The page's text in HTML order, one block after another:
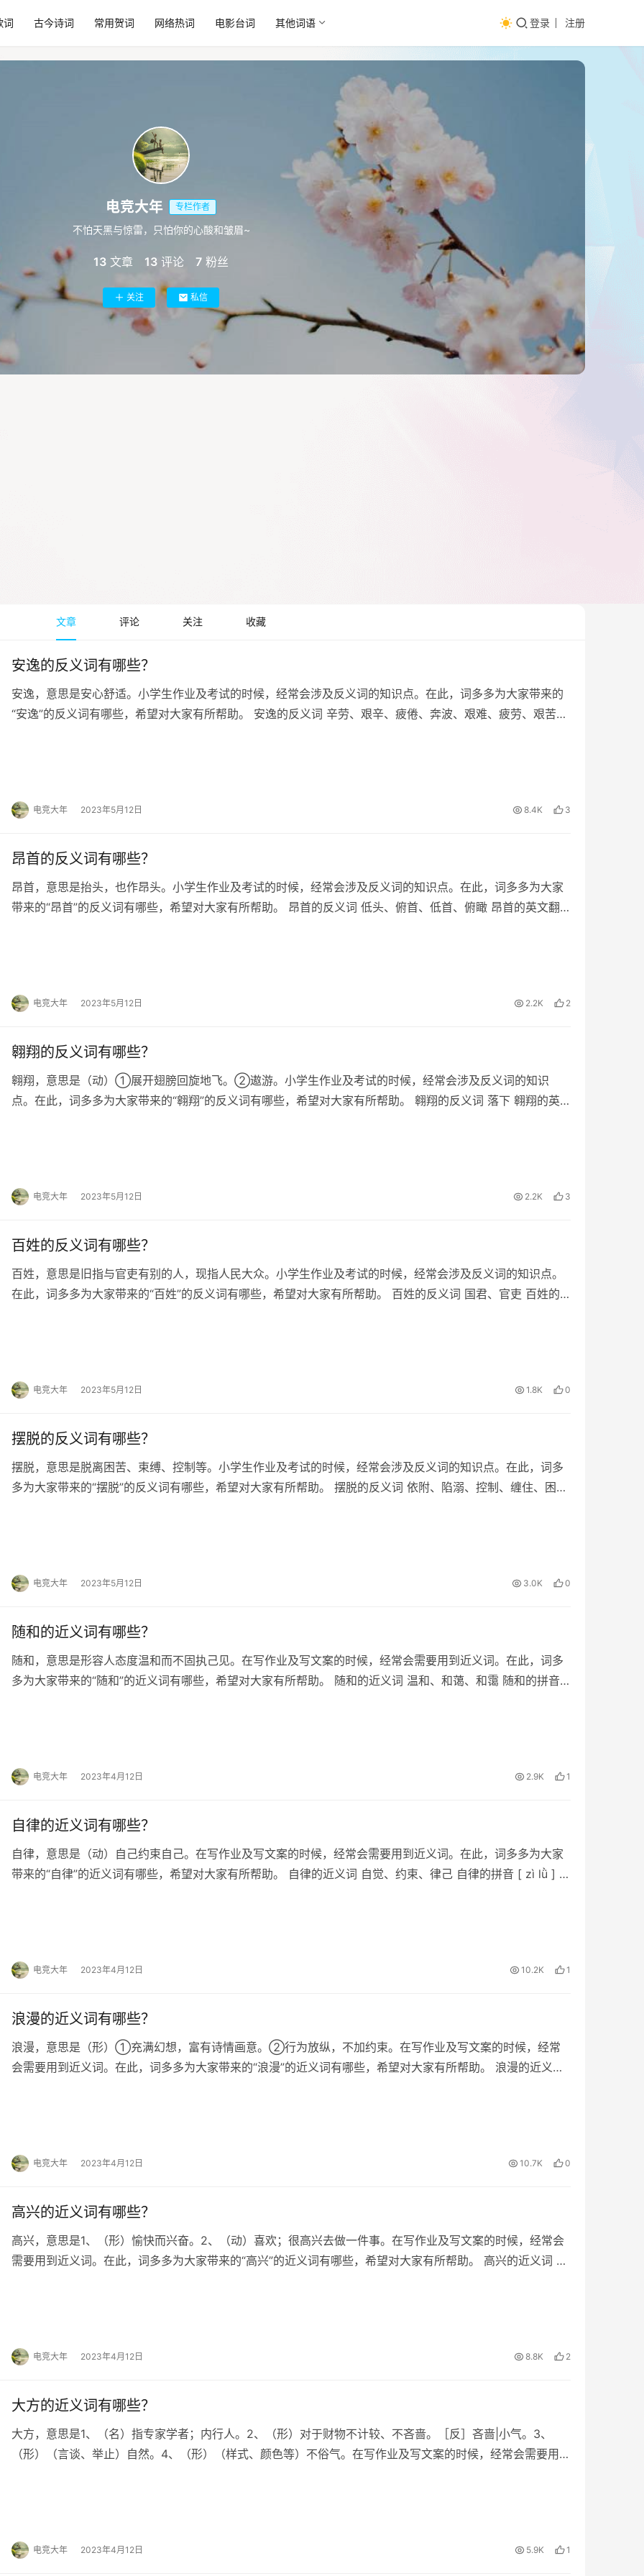
词 古今诗词 常用贺词 网络热词 电影台词 其他词语 登录 注册
电竞大年 专栏作者
不怕天黑与惊雷，只怕你的心酸和皱眉~
13 文章 13 评论 7 粉丝
关注 私信
文章 评论 关注 收藏
安逸的反义词有哪些？
安逸，意思是安心舒适。小学生作业及考试的时候，经常会涉及反义词的知识点。在此，词多多为大家带来的
“安逸”的反义词有哪些，希望对大家有所帮助。 安逸的反义词 辛劳、艰辛、疲倦、奔波、艰难、疲劳、艰苦、
电竞大年 2023年5月12日 8.4K 3
昂首的反义词有哪些？
昂首，意思是抬头，也作昂头。小学生作业及考试的时候，经常会涉及反义词的知识点。在此，词多多为大家
带来的“昂首”的反义词有哪些，希望对大家有所帮助。 昂首的反义词 低头、俯首、低首、俯瞰 昂首的英文翻
电竞大年 2023年5月12日 2.2K 2
翱翔的反义词有哪些？
翱翔，意思是（动）①展开翅膀回旋地飞。②遨游。小学生作业及考试的时候，经常会涉及反义词的知识
点。在此，词多多为大家带来的“翱翔”的反义词有哪些，希望对大家有所帮助。 翱翔的反义词 落下 翱翔的英
电竞大年 2023年5月12日 2.2K 3
百姓的反义词有哪些？
百姓，意思是旧指与官吏有别的人，现指人民大众。小学生作业及考试的时候，经常会涉及反义词的知识点。
在此，词多多为大家带来的“百姓”的反义词有哪些，希望对大家有所帮助。 百姓的反义词 国君、官吏 百姓的
电竞大年 2023年5月12日 1.8K 0
摆脱的反义词有哪些？
摆脱，意思是脱离困苦、束缚、控制等。小学生作业及考试的时候，经常会涉及反义词的知识点。在此，词多
多为大家带来的“摆脱”的反义词有哪些，希望对大家有所帮助。 摆脱的反义词 依附、陷溺、控制、缠住、困
电竞大年 2023年5月12日 3.0K 0
随和的近义词有哪些？
随和，意思是形容人态度温和而不固执己见。在写作业及写文案的时候，经常会需要用到近义词。在此，词多
多为大家带来的“随和”的近义词有哪些，希望对大家有所帮助。 随和的近义词 温和、和蔼、和霭 随和的拼音 [
电竞大年 2023年4月12日 2.9K 1
自律的近义词有哪些？
自律，意思是（动）自己约束自己。在写作业及写文案的时候，经常会需要用到近义词。在此，词多多为大家
带来的“自律”的近义词有哪些，希望对大家有所帮助。 自律的近义词 自觉、约束、律己 自律的拼音 [ zì lǜ ] 自
电竞大年 2023年4月12日 10.2K 1
浪漫的近义词有哪些？
浪漫，意思是（形）①充满幻想，富有诗情画意。②行为放纵，不加约束。在写作业及写文案的时候，经常
会需要用到近义词。在此，词多多为大家带来的“浪漫”的近义词有哪些，希望对大家有所帮助。 浪漫的近义词
电竞大年 2023年4月12日 10.7K 0
高兴的近义词有哪些？
高兴，意思是1、（形）愉快而兴奋。2、（动）喜欢；很高兴去做一件事。在写作业及写文案的时候，经常会
需要用到近义词。在此，词多多为大家带来的“高兴”的近义词有哪些，希望对大家有所帮助。 高兴的近义词 喜
电竞大年 2023年4月12日 8.8K 2
大方的近义词有哪些？
大方，意思是1、（名）指专家学者；内行人。2、（形）对于财物不计较、不吝啬。［反］吝啬|小气。3、
（形）（言谈、举止）自然。4、（形）（样式、颜色等）不俗气。在写作业及写文案的时候，经常会需要用到
电竞大年 2023年4月12日 5.9K 1